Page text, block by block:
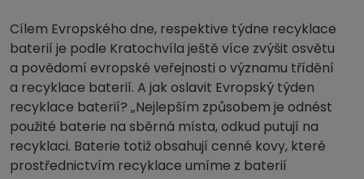
Cílem Evropského dne, respektive týdne recyklace
baterií je podle Kratochvíla ještě více zvýšit osvětu
a povědomí evropské veřejnosti o významu třídění
a recyklace baterií. A jak oslavit Evropský týden
recyklace baterií? „Nejlepším způsobem je odnést
použité baterie na sběrná místa, odkud putují na
recyklaci. Baterie totiž obsahují cenné kovy, které
prostřednictvím recyklace umíme z baterií